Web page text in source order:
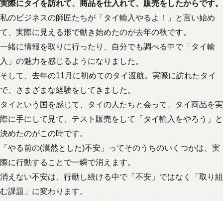
実際にタイを訪れて、商品を仕入れて、販売をしたからです。
私のビジネスの師匠たちが「タイ輸入やるよ！」と言い始め
て、実際に見える形で動き始めたのが去年の秋です。
一緒に情報を取りに行ったり、自分でも調べる中で「タイ輸
入」の魅力を感じるようになりました。
そして、去年の11月に初めてのタイ渡航。実際に訪れたタイ
で、さまざまな経験をしてきました。
タイという国を感じて、タイの人たちと会って、タイ商品を実
際に手にして見て、テスト販売をして「タイ輸入をやろう」と
決めたのがこの時です。
「やる前の(漠然とした)不安」ってそのうちのいくつかは、実
際に行動することで一瞬で消えます。
消えない不安は、行動し続ける中で「不安」ではなく「取り組
む課題」に変わります。